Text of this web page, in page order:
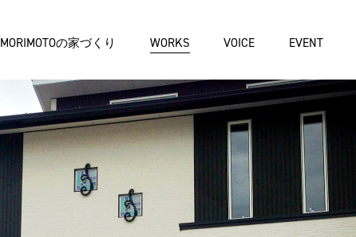
MORIMOTOの家づくり WORKS VOICE EVENT